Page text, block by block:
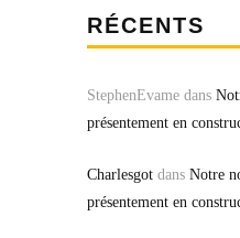
RÉCENTS
StephenEvame dans
présentement en
Charlesgot dans Notre
présentement en